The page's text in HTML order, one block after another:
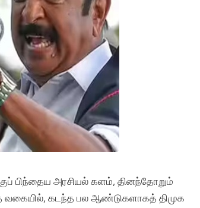
பிந்தைய அரசியல் களம், தினந்தோறும்
வகையில், கடந்த பல ஆண்டுகளாகத் திமுக